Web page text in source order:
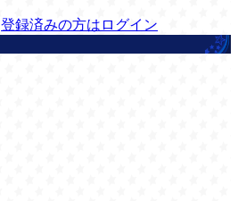
登録済みの方はログイン